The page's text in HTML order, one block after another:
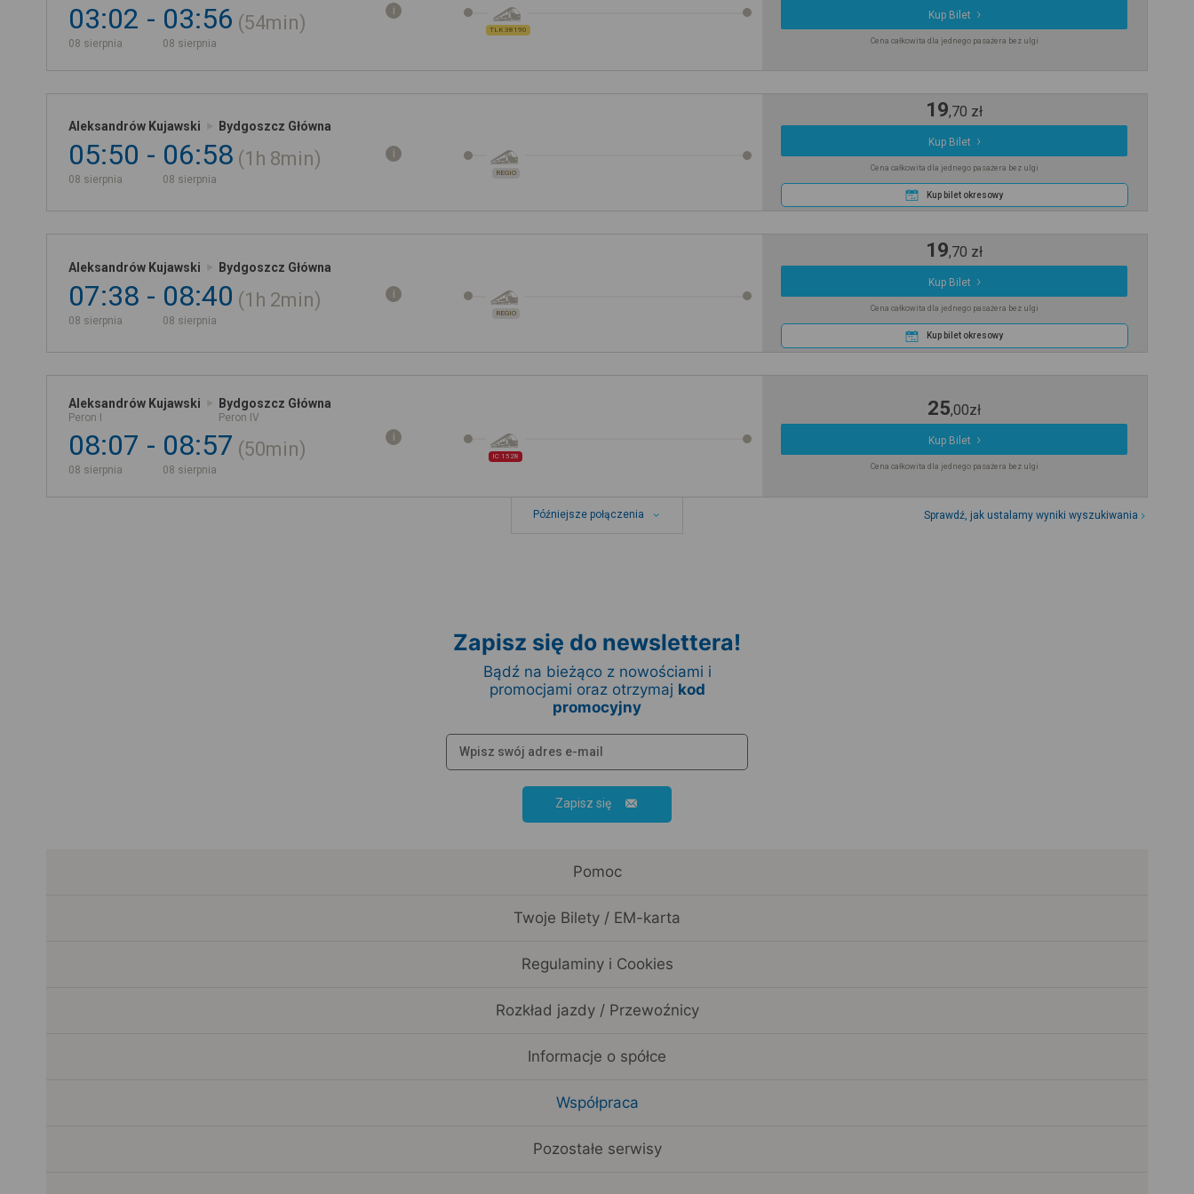
03:02
08 sierpnia
03:56
08 sierpnia
54min TLK 38190
Kup Bilet
Cena całkowita dla jednego pasażera bez ulgi
Aleksandrów Kujawski Bydgoszcz Główna
05:50
08 sierpnia
06:58
08 sierpnia
1h 8min
REGIO
19,70 zł
Kup Bilet
Cena całkowita dla jednego pasażera bez ulgi
Kup bilet okresowy
Aleksandrów Kujawski Bydgoszcz Główna
07:38
08 sierpnia
08:40
08 sierpnia
1h 2min
REGIO
19,70 zł
Kup Bilet
Cena całkowita dla jednego pasażera bez ulgi
Kup bilet okresowy
Aleksandrów Kujawski
Peron I
Bydgoszcz Główna
Peron IV
08:07
08 sierpnia
08:57
08 sierpnia
50min IC 1528
25,00zł
Kup Bilet
Cena całkowita dla jednego pasażera bez ulgi
Późniejsze połączenia Sprawdź, jak ustalamy wyniki wyszukiwania
Zapisz się do newslettera!
Bądź na bieżąco z nowościami i
promocjami oraz otrzymaj kod
promocyjny
Zapisz się
Pomoc
Twoje Bilety / EM-karta
Regulaminy i Cookies
Rozkład jazdy / Przewoźnicy
Informacje o spółce
Współpraca
Pozostałe serwisy